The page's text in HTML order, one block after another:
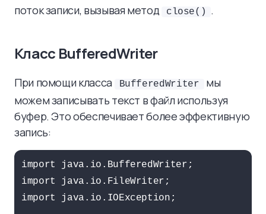
поток записи, вызывая метод
close() .
Класс BufferedWriter
При помощи класса BufferedWriter
мы
можем записывать текст в файл используя
буфер. Это обеспечивает более эффективную
запись:
import java.io.BufferedWriter;
import java.io.FileWriter;
import java.io.IOException;